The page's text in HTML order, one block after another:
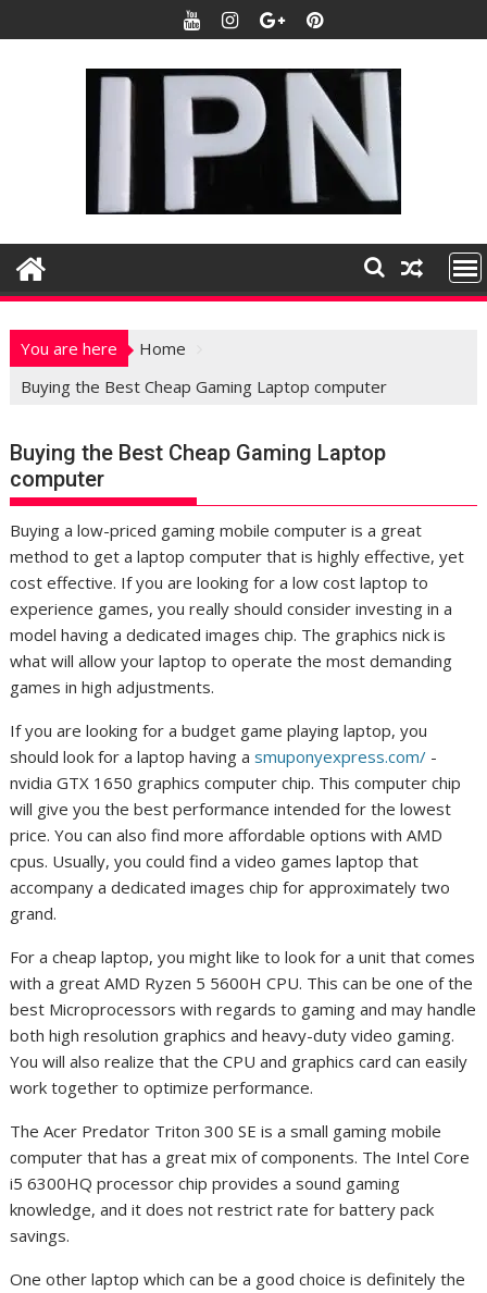
k
t
n
You are here
Home
Buying the Best Cheap Gaming Laptop computer
Buying the Best Cheap Gaming Laptop
computer
Buying a low-priced gaming mobile computer is a great
method to get a laptop computer that is highly effective, yet
cost effective. If you are looking for a low cost laptop to
experience games, you really should consider investing in a
model having a dedicated images chip. The graphics nick is
what will allow your laptop to operate the most demanding
games in high adjustments.
If you are looking for a budget game playing laptop, you
should look for a laptop having asmuponyexpress.com/ -
nvidia GTX 1650 graphics computer chip. This computer chip
will give you the best performance intended for the lowest
price. You can also find more affordable options with AMD
cpus. Usually, you could find a video games laptop that
accompany a dedicated images chip for approximately two
grand.
For a cheap laptop, you might like to look for a unit that comes
with a great AMD Ryzen 5 5600H CPU. This can be one of the
best Microprocessors with regards to gaming and may handle
both high resolution graphics and heavy-duty video gaming.
You will also realize that the CPU and graphics card can easily
work together to optimize performance.
The Acer Predator Triton 300 SE is a small gaming mobile
computer that has a great mix of components. The Intel Core
i5 6300HQ processor chip provides a sound gaming
knowledge, and it does not restrict rate for battery pack
savings.
One other laptop which can be a good choice is definitely the